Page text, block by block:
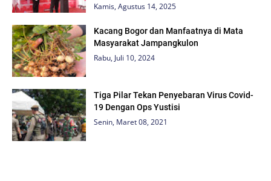
Kamis, Agustus 14, 2025
Kacang Bogor dan Manfaatnya di Mata
Masyarakat Jampangkulon
Rabu, Juli 10, 2024
Tiga Pilar Tekan Penyebaran Virus Covid-
19 Dengan Ops Yustisi
Senin, Maret 08, 2021